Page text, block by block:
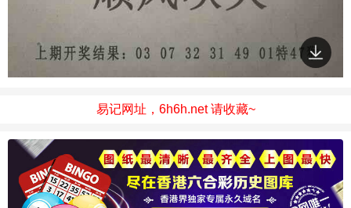
易记网址，6h6h.net 请收藏~